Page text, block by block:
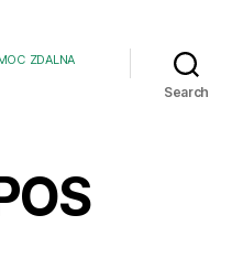
zdalna
Search